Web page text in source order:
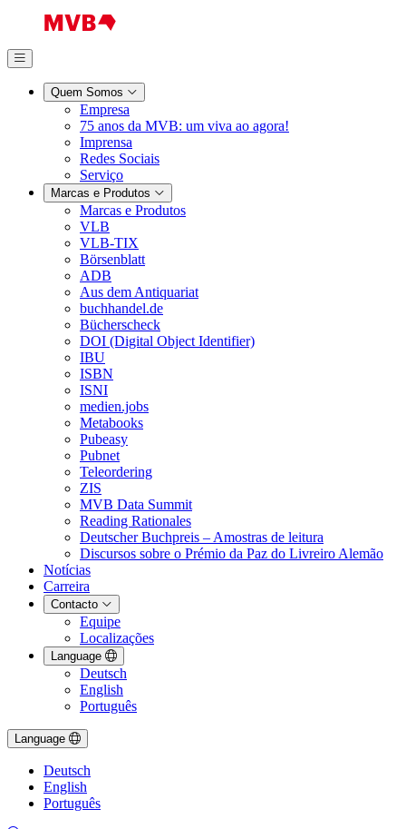
Quem Somos
Empresa
75 anos da MVB: um viva ao agora!
Imprensa
Redes Sociais
Serviço
Marcas e Produtos
Marcas e Produtos
VLB
VLB-TIX
Börsenblatt
ADB
Aus dem Antiquariat
buchhandel.de
Bücherscheck
DOI (Digital Object Identifier)
IBU
ISBN
ISNI
medien.jobs
Metabooks
Pubeasy
Pubnet
Teleordering
ZIS
MVB Data Summit
Reading Rationales
Deutscher Buchpreis – Amostras de leitura
Discursos sobre o Prémio da Paz do Livreiro Alemão
Notícias
Carreira
Contacto
Equipe
Localizações
Language
Deutsch
English
Português
Language
Deutsch
English
Português